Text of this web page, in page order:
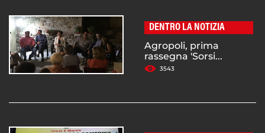
DENTRO LA NOTIZIA
Agropoli, prima
rassegna 'Sorsi...
3543